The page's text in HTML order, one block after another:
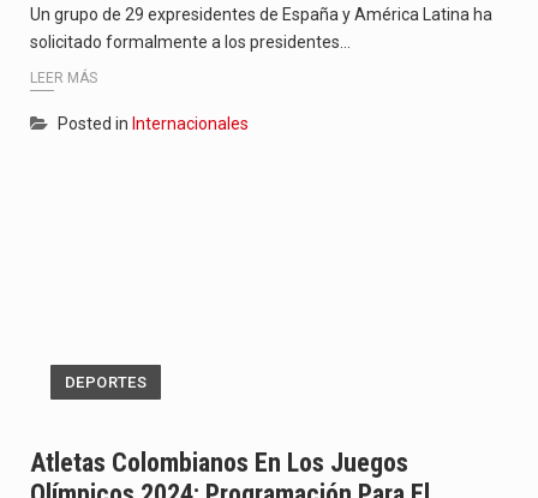
Un grupo de 29 expresidentes de España y América Latina ha
solicitado formalmente a los presidentes…
LEER MÁS
Posted in Internacionales
DEPORTES
Atletas Colombianos En Los Juegos